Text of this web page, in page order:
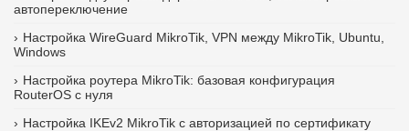
автопереключение
Настройка WireGuard MikroTik, VPN между MikroTik, Ubuntu,
Windows
Настройка роутера MikroTik: базовая конфигурация
RouterOS с нуля
Настройка IKEv2 MikroTik с авторизацией по сертификату